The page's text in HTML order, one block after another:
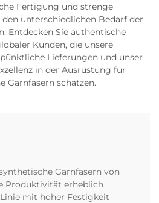
Fertigung und strenge
unterschiedlichen Bedarf der
Entdecken Sie authentische
Kunden, die unsere
Lieferungen und unser
in der Ausrüstung für
Garnfasern schätzen.
Garnfasern von
Produktivität erheblich
mit hoher Festigkeit